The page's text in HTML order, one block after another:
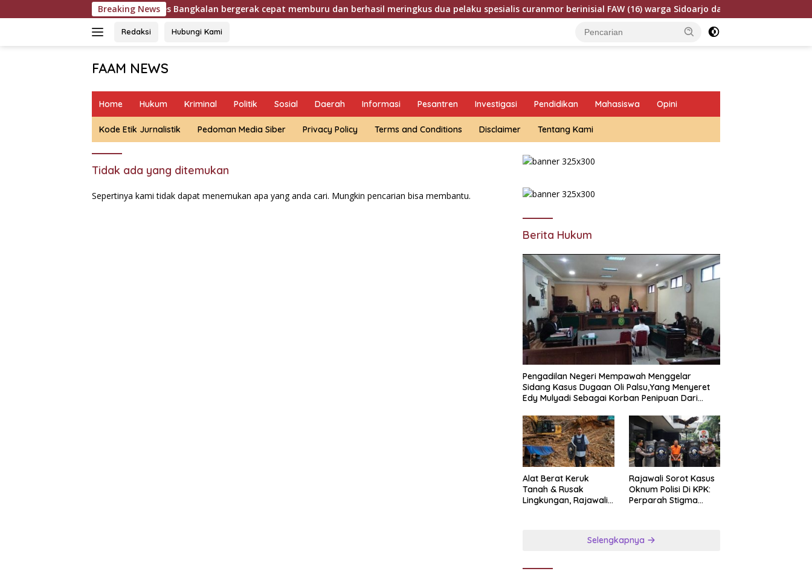
ke
Breaking News
Satreskrim Polres Bangkalan bergerak cepat memburu dan berhasil meringkus dua pelaku spesialis curanmor berinisial FAW (16) warga Sidoarjo dan HP (25) warga Tulungagung.
Redaksi Hubungi Kami
FAAM NEWS
Fakta,
Aspirasi
Home Hukum Kriminal Politik Sosial Daerah Informasi Pesantren Investigasi Pendidikan Mahasiswa Opini
Kode Etik Jurnalistik Pedoman Media Siber Privacy Policy Terms and Conditions Disclaimer Tentang Kami
Tidak ada yang ditemukan
Sepertinya kami tidak dapat menemukan apa yang anda cari. Mungkin pencarian bisa membantu.
Berita Hukum
Pengadilan Negeri Mempawah Menggelar
Sidang Kasus Dugaan Oli Palsu,Yang Menyeret
Edy Mulyadi Sebagai Korban Penipuan Dari
Alat Berat Keruk
Tanah & Rusak
Lingkungan, Rajawali
Rajawali Sorot Kasus
Oknum Polisi Di KPK:
Perparah Stigma
Selengkapnya